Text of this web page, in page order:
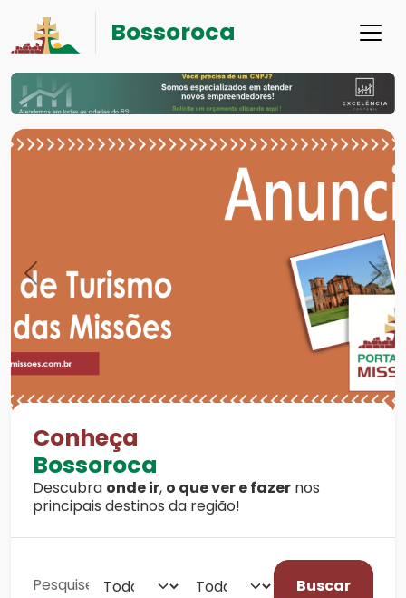
Bossoroca
Previous Next
Conheça
Bossoroca
Descubra onde ir, o que ver e fazer nos
principais destinos da região!
Buscar